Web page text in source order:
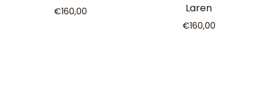
€160,00
Laren
€160,00